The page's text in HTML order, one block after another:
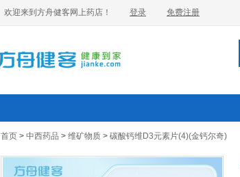
欢迎来到方舟健客网上药店！ 登录 免费注册
首页 > 中西药品 > 维矿物质 > 碳酸钙维D3元素片(4)(金钙尔奇)